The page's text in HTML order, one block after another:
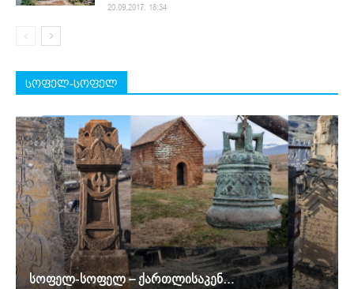
20.09.2017. 18:34
სოფელ-სოფელ
სოფელ-სოფელ – ქართლისაკენ…